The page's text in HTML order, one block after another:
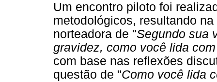
Um encontro piloto foi
metodológicos, resultando
norteadora de "Segundo sua
gravidez, como você lida
com base nas reflexões
questão de "Como você lida